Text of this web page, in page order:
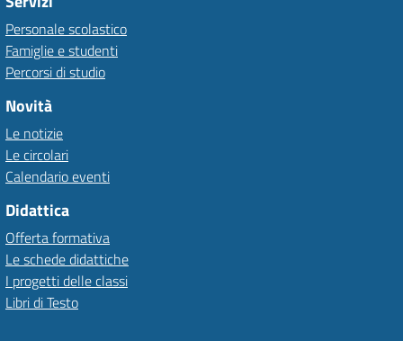
Personale scolastico
Famiglie e studenti
Percorsi di studio
Novità
Le notizie
Le circolari
Calendario eventi
Didattica
Offerta formativa
Le schede didattiche
I progetti delle classi
Libri di Testo